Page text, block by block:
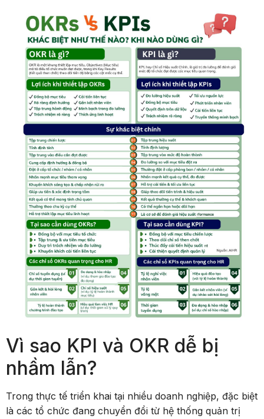
Vì sao KPI và OKR dễ bị
nhầm lẫn?
Trong thực tế triển khai tại nhiều doanh nghiệp, đặc biệt
là các tổ chức đang chuyển đổi từ hệ thống quản trị